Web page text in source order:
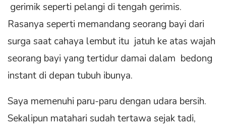
gerimik seperti pelangi di tengah gerimis.
Rasanya seperti memandang seorang bayi dari
surga saat cahaya lembut itu jatuh ke atas wajah
seorang bayi yang tertidur damai dalam bedong
instant di depan tubuh ibunya.
Saya memenuhi paru-paru dengan udara bersih.
Sekalipun matahari sudah tertawa sejak tadi,